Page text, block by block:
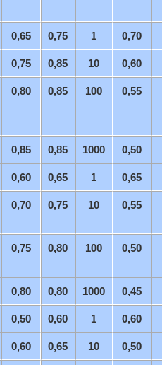
0,65 0,75 1 0,70
0,75 0,85 10 0,60
0,80 0,85 100 0,55
0,85 0,85 1000 0,50
0,60 0,65 1 0,65
0,70 0,75 10 0,55
0,75 0,80 100 0,50
0,80 0,80 1000 0,45
0,50 0,60 1 0,60
0,60 0,65 10 0,50